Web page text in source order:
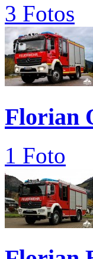
3 Fotos
Florian
1 Foto